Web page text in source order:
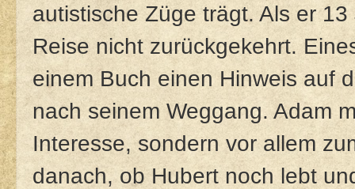
autistische Züge trägt. Als er
Reise nicht zurückgekehrt.
einem Buch einen Hinweis auf
nach seinem Weggang. Adam
Interesse, sondern vor allem
danach, ob Hubert noch lebt